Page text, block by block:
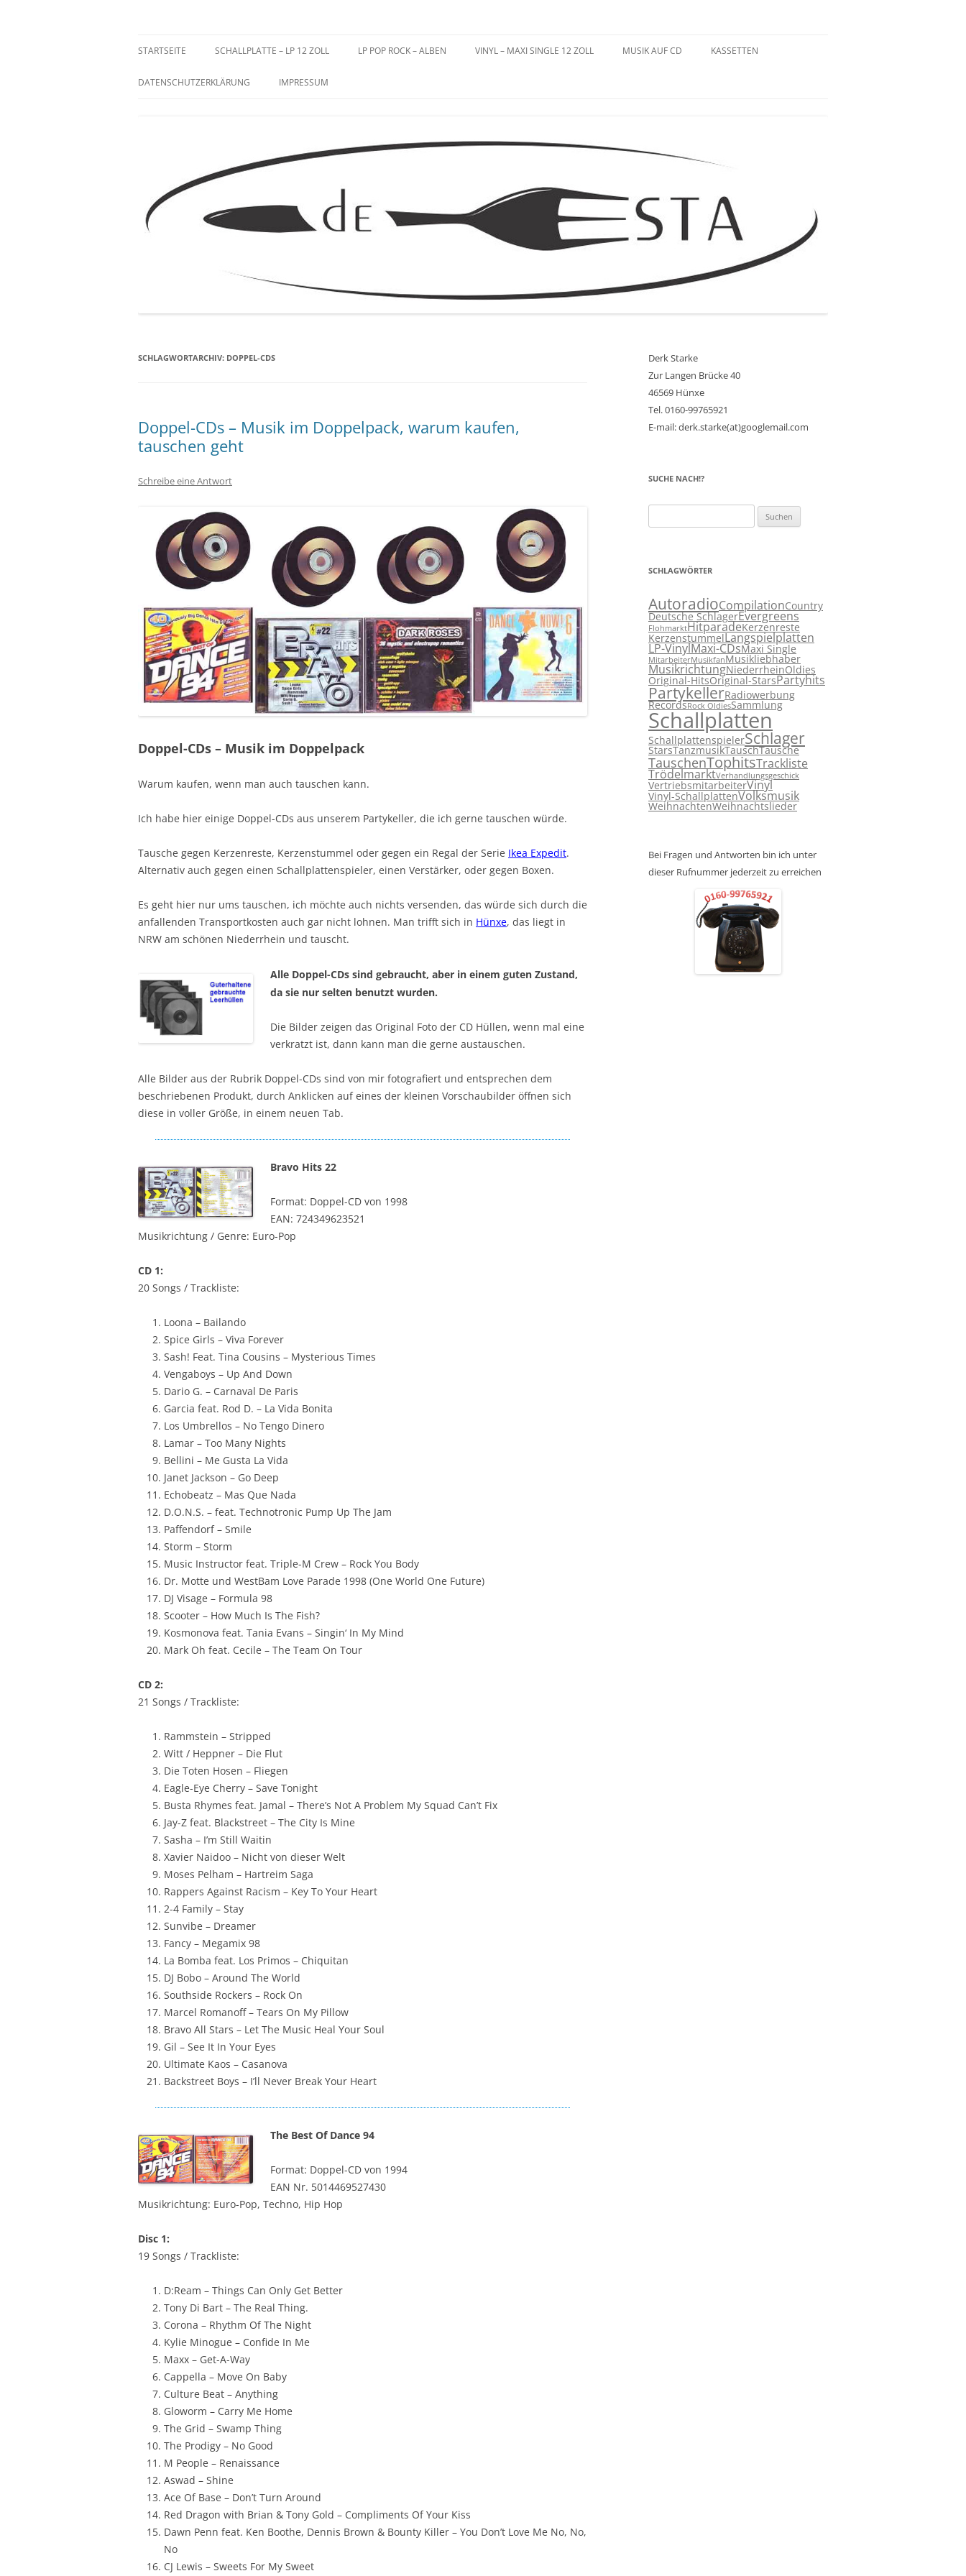
STARTSEITE SCHALLPLATTE – LP 12 ZOLL LP POP ROCK – ALBEN VINYL – MAXI SINGLE 12 ZOLL MUSIK AUF CD KASSETTEN
DATENSCHUTZERKLÄRUNG IMPRESSUM
SCHLAGWORTARCHIV: DOPPEL-CDS
Doppel-CDs – Musik im Doppelpack, warum kaufen,
tauschen geht
Schreibe eine Antwort
Doppel-CDs – Musik im Doppelpack
Warum kaufen, wenn man auch tauschen kann.
Ich habe hier einige Doppel-CDs aus unserem Partykeller, die ich gerne tauschen würde.
Tausche gegen Kerzenreste, Kerzenstummel oder gegen ein Regal der Serie Ikea Expedit.
Alternativ auch gegen einen Schallplattenspieler, einen Verstärker, oder gegen Boxen.
Es geht hier nur ums tauschen, ich möchte auch nichts versenden, das würde sich durch die
anfallenden Transportkosten auch gar nicht lohnen. Man trifft sich in Hünxe, das liegt in
NRW am schönen Niederrhein und tauscht.
Alle Doppel-CDs sind gebraucht, aber in einem guten Zustand,
da sie nur selten benutzt wurden.
Die Bilder zeigen das Original Foto der CD Hüllen, wenn mal eine
verkratzt ist, dann kann man die gerne austauschen.
Alle Bilder aus der Rubrik Doppel-CDs sind von mir fotografiert und entsprechen dem
beschriebenen Produkt, durch Anklicken auf eines der kleinen Vorschaubilder öffnen sich
diese in voller Größe, in einem neuen Tab.
Bravo Hits 22
Format: Doppel-CD von 1998
EAN: 724349623521
Musikrichtung / Genre: Euro-Pop
CD 1:
20 Songs / Trackliste:
Loona – Bailando
Spice Girls – Viva Forever
Sash! Feat. Tina Cousins – Mysterious Times
Vengaboys – Up And Down
Dario G. – Carnaval De Paris
Garcia feat. Rod D. – La Vida Bonita
Los Umbrellos – No Tengo Dinero
Lamar – Too Many Nights
Bellini – Me Gusta La Vida
Janet Jackson – Go Deep
Echobeatz – Mas Que Nada
D.O.N.S. – feat. Technotronic Pump Up The Jam
Paffendorf – Smile
Storm – Storm
Music Instructor feat. Triple-M Crew – Rock You Body
Dr. Motte und WestBam Love Parade 1998 (One World One Future)
DJ Visage – Formula 98
Scooter – How Much Is The Fish?
Kosmonova feat. Tania Evans – Singin‘ In My Mind
Mark Oh feat. Cecile – The Team On Tour
CD 2:
21 Songs / Trackliste:
Rammstein – Stripped
Witt / Heppner – Die Flut
Die Toten Hosen – Fliegen
Eagle-Eye Cherry – Save Tonight
Busta Rhymes feat. Jamal – There’s Not A Problem My Squad Can’t Fix
Jay-Z feat. Blackstreet – The City Is Mine
Sasha – I’m Still Waitin
Xavier Naidoo – Nicht von dieser Welt
Moses Pelham – Hartreim Saga
Rappers Against Racism – Key To Your Heart
2-4 Family – Stay
Sunvibe – Dreamer
Fancy – Megamix 98
La Bomba feat. Los Primos – Chiquitan
DJ Bobo – Around The World
Southside Rockers – Rock On
Marcel Romanoff – Tears On My Pillow
Bravo All Stars – Let The Music Heal Your Soul
Gil – See It In Your Eyes
Ultimate Kaos – Casanova
Backstreet Boys – I’ll Never Break Your Heart
The Best Of Dance 94
Format: Doppel-CD von 1994
EAN Nr. 5014469527430
Musikrichtung: Euro-Pop, Techno, Hip Hop
Disc 1:
19 Songs / Trackliste:
D:Ream – Things Can Only Get Better
Tony Di Bart – The Real Thing.
Corona – Rhythm Of The Night
Kylie Minogue – Confide In Me
Maxx – Get-A-Way
Cappella – Move On Baby
Culture Beat – Anything
Gloworm – Carry Me Home
The Grid – Swamp Thing
The Prodigy – No Good
M People – Renaissance
Aswad – Shine
Ace Of Base – Don’t Turn Around
Red Dragon with Brian & Tony Gold – Compliments Of Your Kiss
Dawn Penn feat. Ken Boothe, Dennis Brown & Bounty Killer – You Don’t Love Me No, No,
No
CJ Lewis – Sweets For My Sweet
Derk Starke
Zur Langen Brücke 40
46569 Hünxe
Tel. 0160-99765921
E-mail: derk.starke(at)googlemail.com
SUCHE NACH!?
nach:
SCHLAGWÖRTER
AutoradioCompilationCountry
Deutsche SchlagerEvergreens
FlohmarktHitparadeKerzenreste
KerzenstummelLangspielplatten
LP-VinylMaxi-CDsMaxi Single
MitarbeiterMusikfanMusikliebhaber
MusikrichtungNiederrheinOldies
Original-HitsOriginal-StarsPartyhits
PartykellerRadiowerbung
RecordsRock OldiesSammlung
Schallplatten
SchallplattenspielerSchlager
StarsTanzmusikTauschTausche
TauschenTophitsTrackliste
TrödelmarktVerhandlungsgeschick
VertriebsmitarbeiterVinyl
Vinyl-SchallplattenVolksmusik
WeihnachtenWeihnachtslieder
Bei Fragen und Antworten bin ich unter
dieser Rufnummer jederzeit zu erreichen